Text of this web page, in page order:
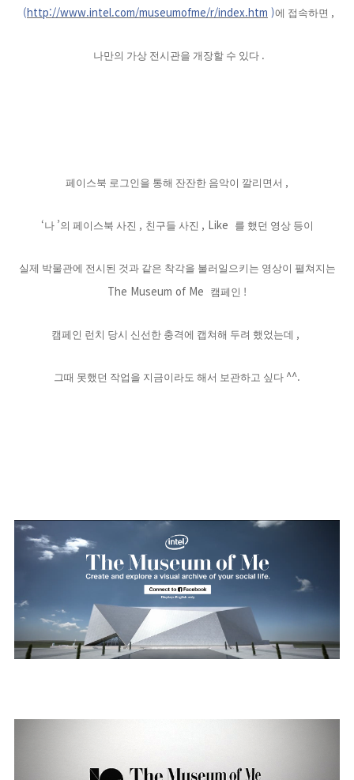
(http://www.intel.com/museumofme/r/index.htm )에 접속하면 ,
나만의 가상 전시관을 개장할 수 있다 .
페이스북 로그인을 통해 잔잔한 음악이 깔리면서 ,
‘나 ’의 페이스북 사진 , 친구들 사진 , Like 를 했던 영상 등이
실제 박물관에 전시된 것과 같은 착각을 불러일으키는 영상이 펼쳐지는
The Museum of Me 캠페인 !
캠페인 런치 당시 신선한 충격에 캡쳐해 두려 했었는데 ,
그때 못했던 작업을 지금이라도 해서 보관하고 싶다 ^^.